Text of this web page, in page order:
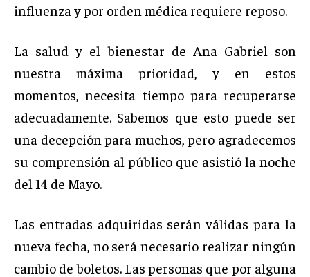
influenza y por orden médica requiere reposo.
La salud y el bienestar de Ana Gabriel son
nuestra máxima prioridad, y en estos
momentos, necesita tiempo para recuperarse
adecuadamente. Sabemos que esto puede ser
una decepción para muchos, pero agradecemos
su comprensión al público que asistió la noche
del 14 de Mayo.
Las entradas adquiridas serán válidas para la
nueva fecha, no será necesario realizar ningún
cambio de boletos. Las personas que por alguna